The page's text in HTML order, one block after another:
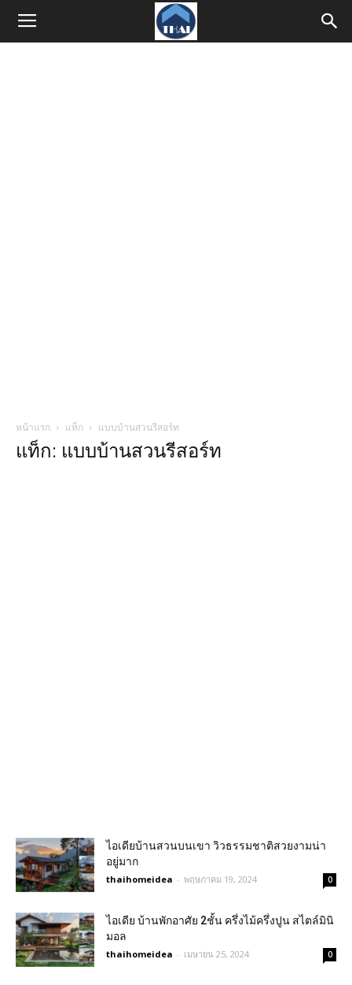
หน้าแรก แท็ก แบบบ้านสวนรีสอร์ท
แท็ก: แบบบ้านสวนรีสอร์ท
ไอเดียบ้านสวนบนเขา วิวธรรมชาติสวยงามน่า
อยู่มาก
thaihomeidea - พฤษภาคม 19, 2024 0
ไอเดีย บ้านพักอาศัย 2ชั้น ครึ่งไม้ครึ่งปูน สไตล์มินิ
มอล
thaihomeidea - เมษายน 25, 2024 0